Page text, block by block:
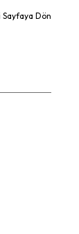
Sayfaya Dön